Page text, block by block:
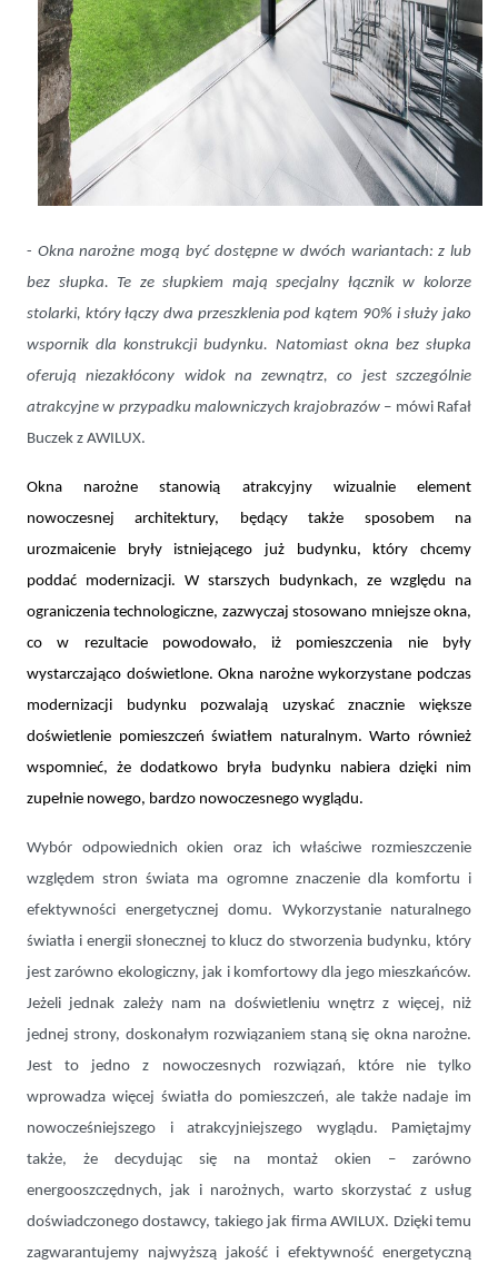
- Okna narożne mogą być dostępne w dwóch wariantach: z lub
bez słupka. Te ze słupkiem mają specjalny łącznik w kolorze
stolarki, który łączy dwa przeszklenia pod kątem 90% i służy jako
wspornik dla konstrukcji budynku. Natomiast okna bez słupka
oferują niezakłócony widok na zewnątrz, co jest szczególnie
atrakcyjne w przypadku malowniczych krajobrazów – mówi Rafał
Buczek z AWILUX.
Okna narożne stanowią atrakcyjny wizualnie element
nowoczesnej architektury, będący także sposobem na
urozmaicenie bryły istniejącego już budynku, który chcemy
poddać modernizacji. W starszych budynkach, ze względu na
ograniczenia technologiczne, zazwyczaj stosowano mniejsze okna,
co w rezultacie powodowało, iż pomieszczenia nie były
wystarczająco doświetlone. Okna narożne wykorzystane podczas
modernizacji budynku pozwalają uzyskać znacznie większe
doświetlenie pomieszczeń światłem naturalnym. Warto również
wspomnieć, że dodatkowo bryła budynku nabiera dzięki nim
zupełnie nowego, bardzo nowoczesnego wyglądu.
Wybór odpowiednich okien oraz ich właściwe rozmieszczenie
względem stron świata ma ogromne znaczenie dla komfortu i
efektywności energetycznej domu. Wykorzystanie naturalnego
światła i energii słonecznej to klucz do stworzenia budynku, który
jest zarówno ekologiczny, jak i komfortowy dla jego mieszkańców.
Jeżeli jednak zależy nam na doświetleniu wnętrz z więcej, niż
jednej strony, doskonałym rozwiązaniem staną się okna narożne.
Jest to jedno z nowoczesnych rozwiązań, które nie tylko
wprowadza więcej światła do pomieszczeń, ale także nadaje im
nowocześniejszego i atrakcyjniejszego wyglądu. Pamiętajmy
także, że decydując się na montaż okien – zarówno
energooszczędnych, jak i narożnych, warto skorzystać z usług
doświadczonego dostawcy, takiego jak firma AWILUX. Dzięki temu
zagwarantujemy najwyższą jakość i efektywność energetyczną